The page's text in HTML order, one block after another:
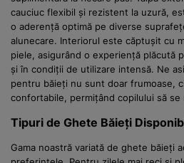
cauciuc flexibil și rezistent la uzură,
o aderență optimă pe diverse
alunecare. Interiorul este căptușit cu
piele, asigurând o experiență plăcută
și în condiții de utilizare intensă. Ne
pentru băieți nu sunt doar frumoase,
confortabile, permițând copilului să
Tipuri de Ghete Băieți
Gama noastră variată de ghete băieți